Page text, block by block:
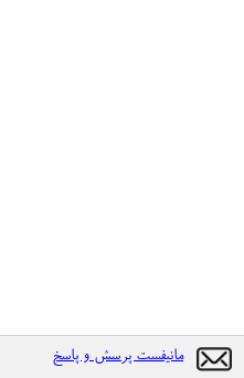
مانیفست پرسش و پاسخ